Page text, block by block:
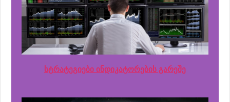
სტრატეგიები ინდიკატორების გარეშე